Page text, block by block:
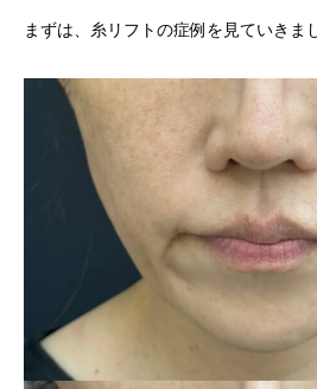
まずは、糸リフトの症例を見ていきま